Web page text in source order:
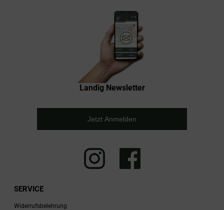
Landig Newsletter
Jetzt Anmelden
SERVICE
Widerrufsbelehrung